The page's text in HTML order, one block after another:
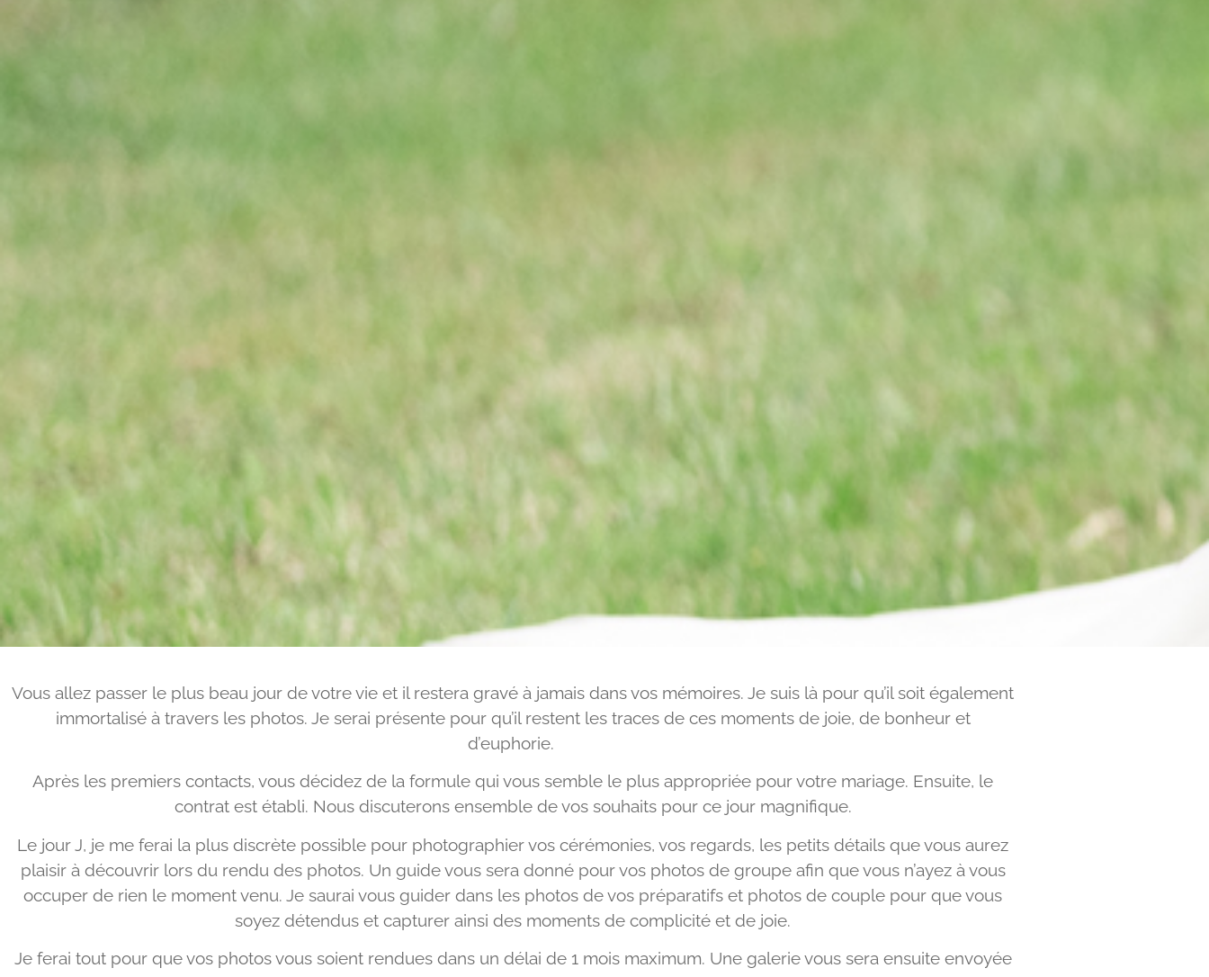
Vous allez passer le plus beau jour de votre vie et il restera gravé à jamais dans vos mémoires. Je suis là pour qu’il soit également
immortalisé à travers les photos. Je serai présente pour qu’il restent les traces de ces moments de joie, de bonheur et
d’euphorie.
Après les premiers contacts, vous décidez de la formule qui vous semble le plus appropriée pour votre mariage. Ensuite, le
contrat est établi. Nous discuterons ensemble de vos souhaits pour ce jour magnifique.
Le jour J, je me ferai la plus discrète possible pour photographier vos cérémonies, vos regards, les petits détails que vous aurez
plaisir à découvrir lors du rendu des photos. Un guide vous sera donné pour vos photos de groupe afin que vous n’ayez à vous
occuper de rien le moment venu. Je saurai vous guider dans les photos de vos préparatifs et photos de couple pour que vous
soyez détendus et capturer ainsi des moments de complicité et de joie.
Je ferai tout pour que vos photos vous soient rendues dans un délai de 1 mois maximum. Une galerie vous sera ensuite envoyée